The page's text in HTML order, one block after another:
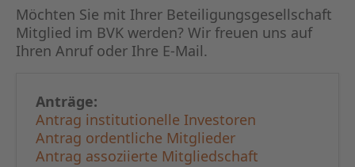
Möchten Sie mit Ihrer Beteiligungs­gesellschaft
Mitglied im BVK werden? Wir freuen uns auf
Ihren Anruf oder Ihre E-Mail.
Anträge:
Antrag institutionelle Investoren
Antrag ordentliche Mitglieder
Antrag assoziierte Mitgliedschaft